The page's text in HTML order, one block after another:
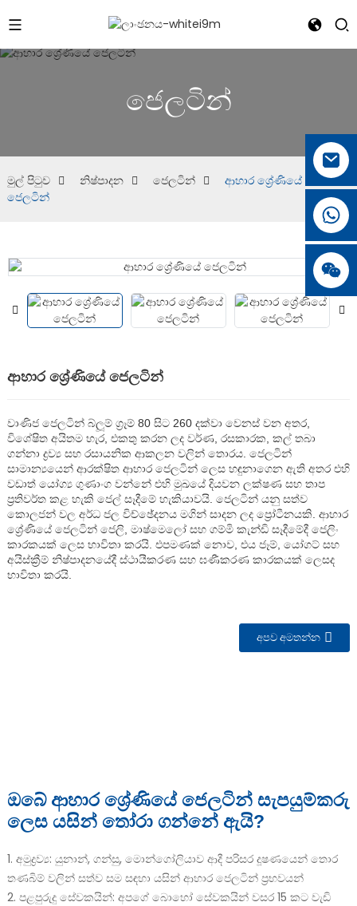
ජෙලටින්
මුල් පිටුව නිෂ්පාදන ජෙලටින්
ආහාර ශ්‍රේණියේ
ජෙලටින්
ආහාර ශ්‍රේණියේ ජෙලටින්
වාණිජ ජෙලටින් බ්ලූම් ග්‍රෑම් 80 සිට 260 දක්වා වෙනස් වන අතර,
විශේෂිත අයිතම හැර, එකතු කරන ලද වර්ණ, රසකාරක, කල් තබා
ගන්නා ද්‍රව්‍ය සහ රසායනික ආකලන වලින් තොරය. ජෙලටින්
සාමාන්‍යයෙන් ආරක්ෂිත ආහාර ජෙලටින් ලෙස හඳුනාගෙන ඇති අතර එහි
වඩාත් යෝග්‍ය ගුණාංග වන්නේ එහි මුඛයේ දියවන ලක්ෂණ සහ තාප
ප්‍රතිවර්ත කළ හැකි ජෙල් සෑදීමේ හැකියාවයි. ජෙලටින් යනු සත්ව
කොලජන් වල අර්ධ ජල විච්ඡේදනය මගින් සාදන ලද ප්‍රෝටීනයකි. ආහාර
ශ්‍රේණියේ ජෙලටින් ජෙලි, මාෂ්මෙලෝ සහ ගම්මි කැන්ඩි සෑදීමේදී ජෙලිං
කාරකයක් ලෙස භාවිතා කරයි. එපමණක් නොව, එය ජෑම්, යෝගට් සහ
අයිස්ක්‍රීම් නිෂ්පාදනයේදී ස්ථායීකරණ සහ ඝණීකරණ කාරකයක් ලෙසද
භාවිතා කරයි.
අපව අමතන්න
ඔබේ ආහාර ශ්‍රේණියේ ජෙලටින් සැපයුම්කරු
ලෙස යසින් තෝරා ගන්නේ ඇයි?
1. අමුද්‍රව්‍ය: යුනාන්, ගන්සු, මොන්ගෝලියාව ආදී පරිසර දූෂණයෙන් තොර
තණබිම් වලින් සත්ව සම සඳහා යසින් ආහාර ජෙලටින් ප්‍රභවයන්
2. පළපුරුදු සේවකයින්: අපගේ බොහෝ සේවකයින් වසර 15 කට වැඩි